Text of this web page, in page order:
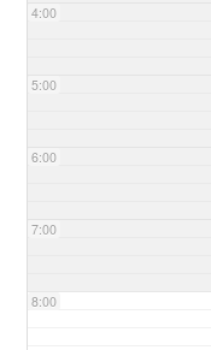
4:00
5:00
6:00
7:00
8:00